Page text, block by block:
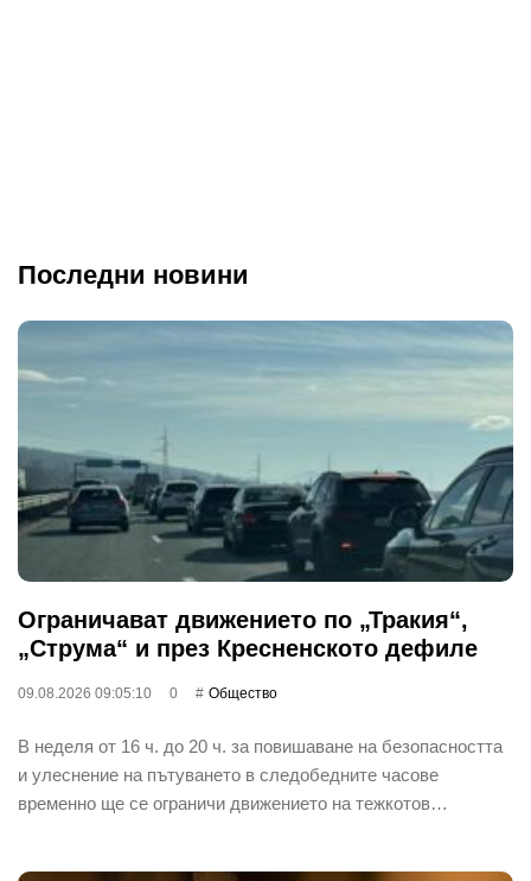
Последни новини
Ограничават движението по „Тракия“,
„Струма“ и през Кресненското дефиле
09.08.2026 09:05:10 0 Общество
В неделя от 16 ч. до 20 ч. за повишаване на безопасността
и улеснение на пътуването в следобедните часове
временно ще се ограничи движението на тежкотов…